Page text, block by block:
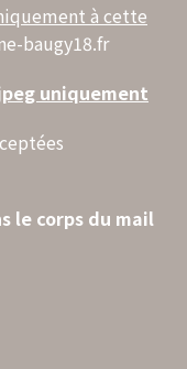
à cette
baugy18.fr
uniquement
le corps du mail